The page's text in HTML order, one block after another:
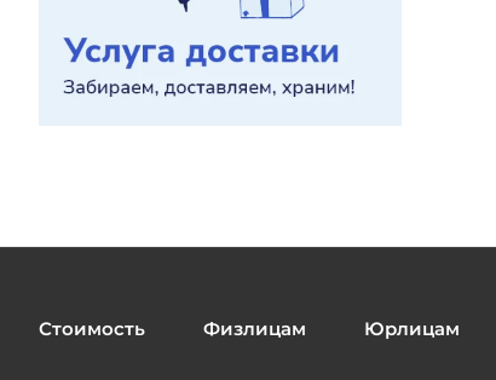
Стоимость Физлицам Юрлицам